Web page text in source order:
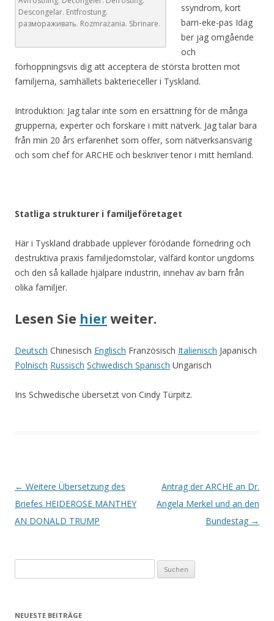
Descongelar. Entfrostung.
размораживать. Rozmrażania. Sbrinare.
ssyndrom, kort
barn-eke-pas Idag
ber jag omgående
och
förhoppningsvis dig att acceptera de största brotten mot
familjerna, samhällets bakterieceller i Tyskland.
Introduktion: Jag talar inte som en ersättning för de många
grupperna, experter och forskare i mitt nätverk. Jag talar bara
från min 20 års erfarenhet som offer, som nätverksansvarig
och som chef för ARCHE och beskriver tenor i mitt hemland.
Statliga strukturer i familjeföretaget
Här i Tyskland drabbade upplever förödande förnedring och
destruktiva praxis familjedomstolar, välfärd kontor ungdoms
och den så kallade hjälpare industrin, innehav av barn från
olika familjer.
Lesen Sie hierweiter.
Deutsch Chinesisch Englisch Französisch Italienisch Japanisch
Polnisch Russisch Schwedisch Spanisch Ungarisch
Ins Schwedische übersetzt von Cindy Türpitz.
Beitrags-
Navigation
← Weitere Übersetzung des
Briefes HEIDEROSE MANTHEY
AN DONALD TRUMP
Antrag der ARCHE an Dr.
Angela Merkel und an den
Bundestag →
nach:
NEUESTE BEITRÄGE